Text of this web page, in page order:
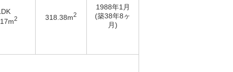
2 318.38m2
1988年1月
(築38年8ヶ
月)